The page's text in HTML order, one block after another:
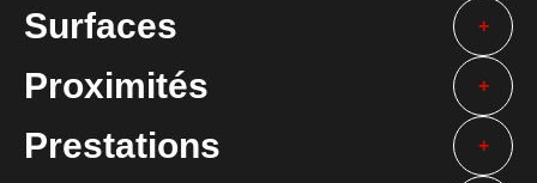
Surfaces +
Proximités +
Prestations +